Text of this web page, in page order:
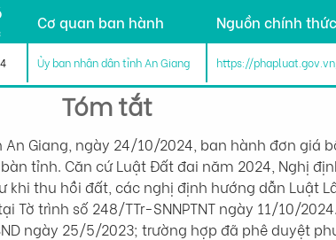
Cơ quan ban hành Nguồn chính thức
Ủy ban nhân dân tỉnh An Giang https://
Tóm tắt
Giang, ngày 24/10/2024, ban hành đơn giá
tỉnh. Căn cứ Luật Đất đai năm 2024, Nghị
thu hồi đất, các nghị định hướng dẫn Luật
Tờ trình số 248/TTr-SNNPTNT ngày 11/10/
ngày 25/5/2023; trường hợp đã phê duyệt